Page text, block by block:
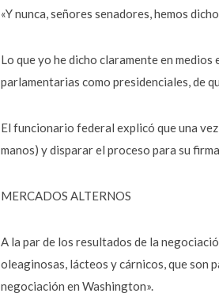
«Y nunca, señores senadores, hemos
Lo que yo he dicho claramente en
parlamentarias como presidenciales, de
El funcionario federal explicó que una
manos) y disparar el proceso para su
MERCADOS ALTERNOS
A la par de los resultados de la
oleaginosas, lácteos y cárnicos, que son
negociación en Washington».